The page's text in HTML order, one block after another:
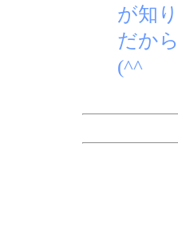
が知
だか
(^^ゞ